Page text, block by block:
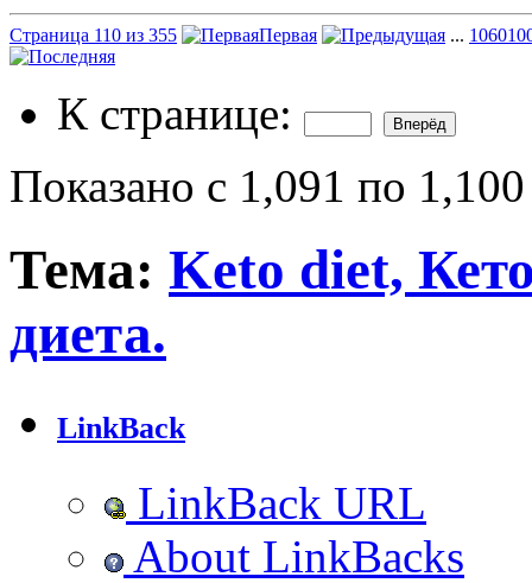
Страница 110 из 355 Первая ... 1060
К странице:
Показано с 1,091 по
Тема: Keto diet,
диета.
LinkBack
LinkBack URL
About LinkBacks